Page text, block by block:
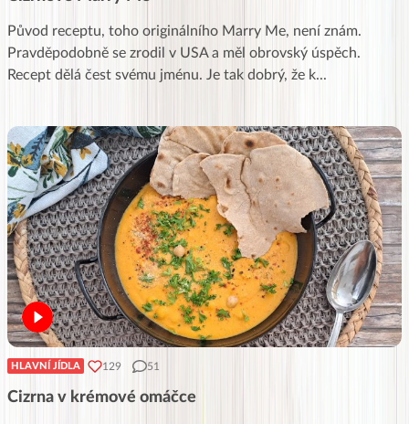
Původ receptu, toho originálního Marry Me, není znám.
Pravděpodobně se zrodil v USA a měl obrovský úspěch.
Recept dělá čest svému jménu. Je tak dobrý, že k...
HLAVNÍ JÍDLA 129 51
Cizrna v krémové omáčce